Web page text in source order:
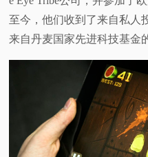
至今，他们收到了来自私人
来自丹麦国家先进科技基金